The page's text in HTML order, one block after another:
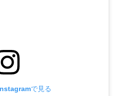
で見る